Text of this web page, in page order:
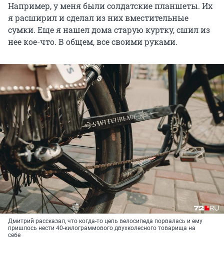
Например, у меня были солдатские планшеты. Их
я расширил и сделал из них вместительные
сумки. Еще я нашел дома старую куртку, сшил из
нее кое-что. В общем, все своими руками.
Дмитрий рассказал, что когда-то цепь велосипеда порвалась и ему
пришлось нести 40-килограммового двухколесного товарища на
себе